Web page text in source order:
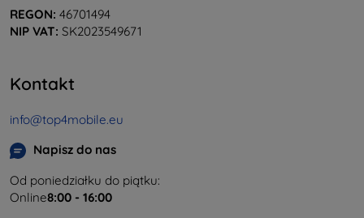
REGON: 46701494
NIP VAT: SK2023549671
Kontakt
info@top4mobile.eu
Napisz do nas
Od poniedziałku do piątku:
Online8:00 - 16:00